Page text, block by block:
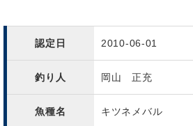
認定日 2010-06-01
釣り人 岡山 正充
魚種名 キツネメバル